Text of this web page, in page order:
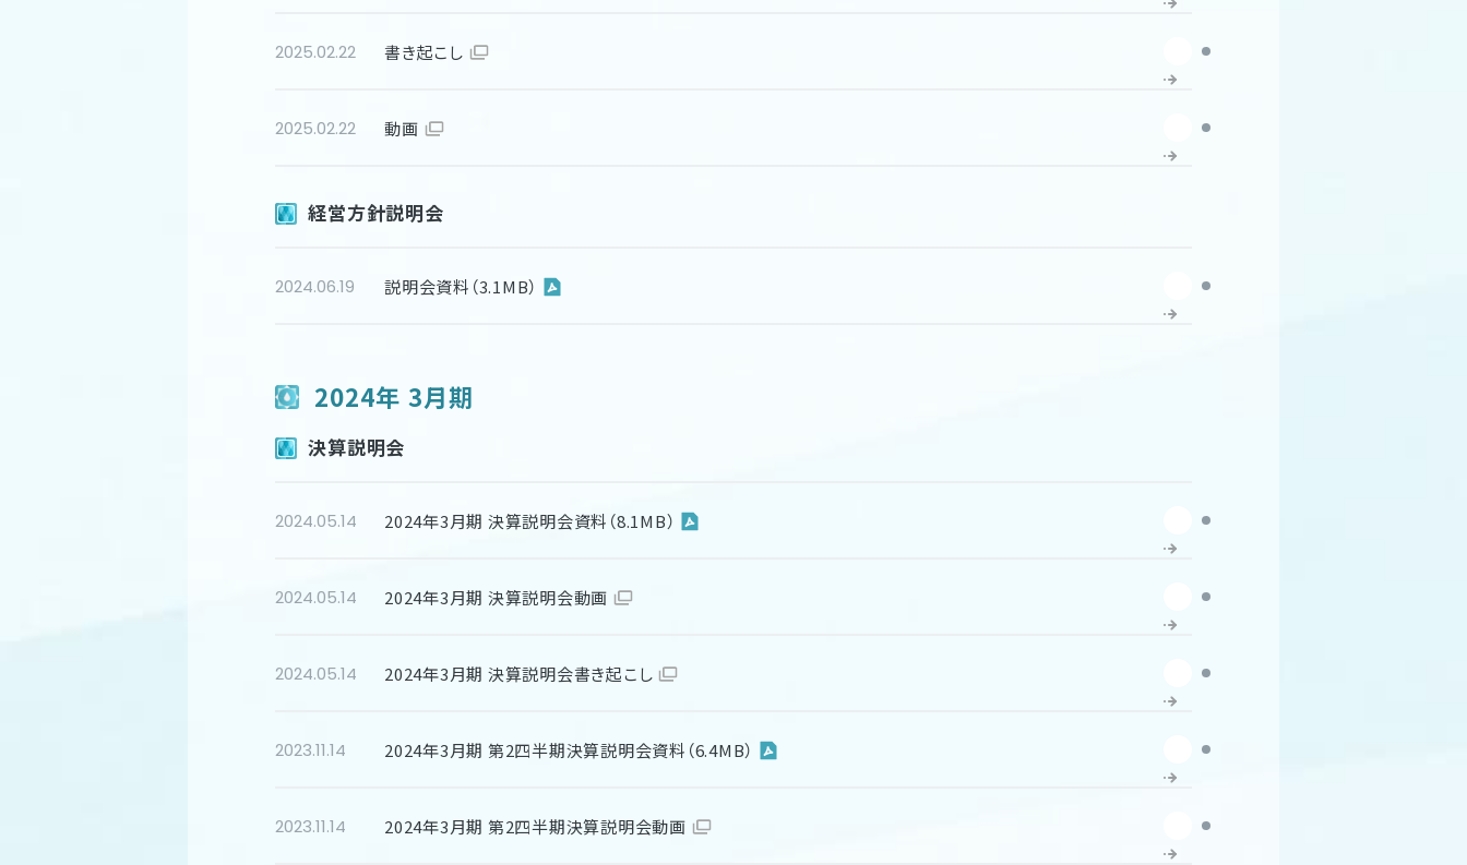
2025.02.22 書き起こし
2025.02.22 動画
経営方針説明会
2024.06.19 説明会資料（3.1MB）
2024年 3月期
決算説明会
2024.05.14 2024年3月期 決算説明会資料（8.1MB）
2024.05.14 2024年3月期 決算説明会動画
2024.05.14 2024年3月期 決算説明会書き起こし
2023.11.14 2024年3月期 第2四半期決算説明会資料（6.4MB）
2023.11.14 2024年3月期 第2四半期決算説明会動画